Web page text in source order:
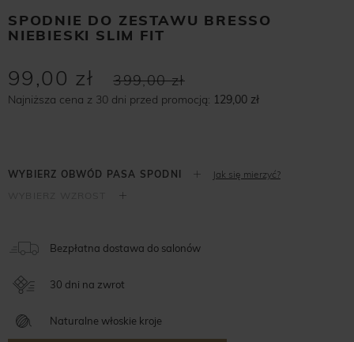
SPODNIE DO ZESTAWU BRESSO
NIEBIESKI SLIM FIT
399,00 zł
99,00 zł
Najniższa cena z 30 dni przed promocją: 129,00 zł
Jak się mierzyć?
Bezpłatna dostawa do salonów
30 dni na zwrot
Naturalne włoskie kroje